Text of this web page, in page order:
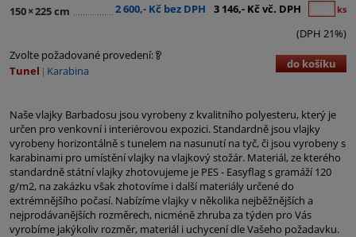
150×225 cm 2 600,- Kč bez DPH 3 146,- Kč vč. DPH ks
(DPH 21%)
Zvolte požadované provedení:
Tunel
Karabina do košíku
Naše vlajky Barbadosu jsou vyrobeny z kvalitního polyesteru, který je
určen pro venkovní i interiérovou expozici. Standardně jsou vlajky
vyrobeny horizontálně s tunelem na nasunutí na tyč, či jsou vyrobeny s
karabinami pro umístění vlajky na vlajkový stožár. Materiál, ze kterého
standardně státní vlajky zhotovujeme je PES - Easyflag s gramáží 120
g/m2, na zakázku však zhotovíme i další materiály určené do
extrémnějšího počasí. Nabízíme vlajky v několika nejběžnějších a
nejprodávanějších rozměrech, nicméně zhruba za týden pro Vás
vyrobíme jakýkoliv rozměr, materiál i uchycení dle Vašeho požadavku.